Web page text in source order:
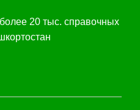
20 тыс. справочных